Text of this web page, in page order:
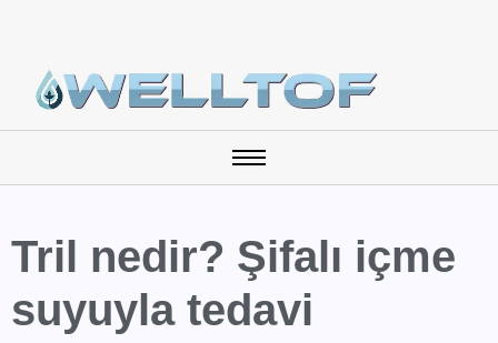
Tril nedir? Şifalı içme
suyuyla tedavi